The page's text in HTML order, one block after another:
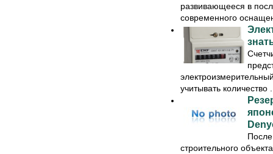
развивающееся в
современного
учитывать количество
строительного